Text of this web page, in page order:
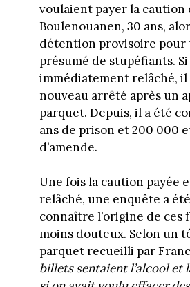
voulaient payer la caution
Boulenouanen, 30 ans,
détention provisoire pour
présumé de stupéfiants.
immédiatement relâché, il
nouveau arrêté après un
parquet. Depuis, il a été
ans de prison et 200 000
d’amende.
Une fois la caution payée
relâché, une enquête a
connaître l’origine de ces
moins douteux. Selon un
parquet recueilli par
billets sentaient l’alcool et